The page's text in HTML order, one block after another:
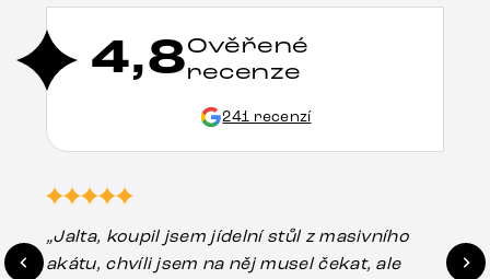
4,8Ověřené
recenze
241 recenzí
„Jalta, koupil jsem jídelní stůl z masivního
akátu, chvíli jsem na něj musel čekat, ale